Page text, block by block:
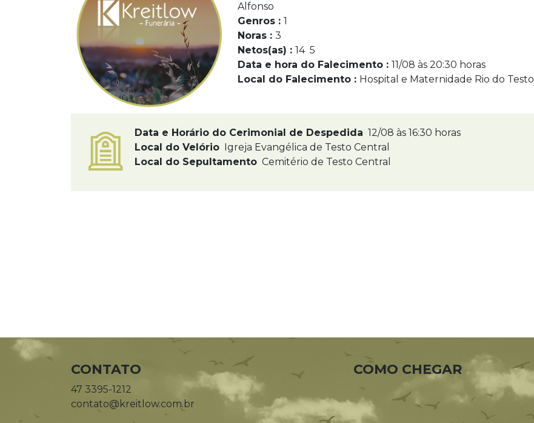
Alfonso
Genros : 1
Noras : 3
Netos(as) : 14 5
Data e hora do Falecimento : 11/08 às 20:30 horas
Local do Falecimento : Hospital e Maternidade Rio do Testo
Data e Horário do Cerimonial de Despedida 12/08 às 16:30 horas
Local do Velório Igreja Evangélica de Testo Central
Local do Sepultamento Cemitério de Testo Central
CONTATO
47 3395-1212
contato@kreitlow.com.br
COMO CHEGAR